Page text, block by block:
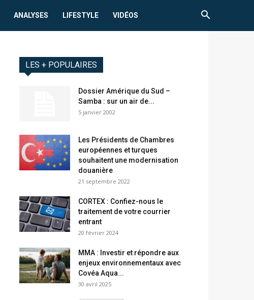
ANALYSES LIFESTYLE VIDÉOS
LES + POPULAIRES
Dossier Amérique du Sud –
Samba : sur un air de...
5 janvier 2002
Les Présidents de Chambres
européennes et turques
souhaitent une modernisation
douanière
21 septembre 2022
CORTEX : Confiez-nous le
traitement de votre courrier
entrant
20 février 2024
MMA : Investir et répondre aux
enjeux environnementaux avec
Covéa Aqua...
30 avril 2025